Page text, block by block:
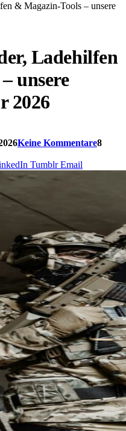
& Magazin-Tools – unsere
Ladehilfen
unsere
2026
Keine Kommentare8
Tumblr Email